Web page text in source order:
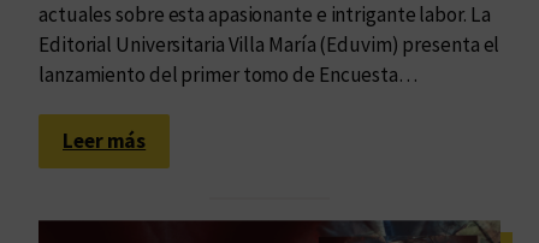
actuales sobre esta apasionante e intrigante labor. La
Editorial Universitaria Villa María (Eduvim) presenta el
lanzamiento del primer tomo de Encuesta…
Leer más:
T